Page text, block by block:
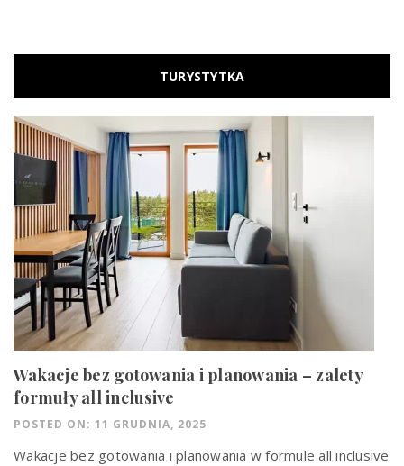
TURYSTYTKA
Wakacje bez gotowania i planowania – zalety
formuły all inclusive
POSTED ON: 11 GRUDNIA, 2025
Wakacje bez gotowania i planowania w formule all inclusive